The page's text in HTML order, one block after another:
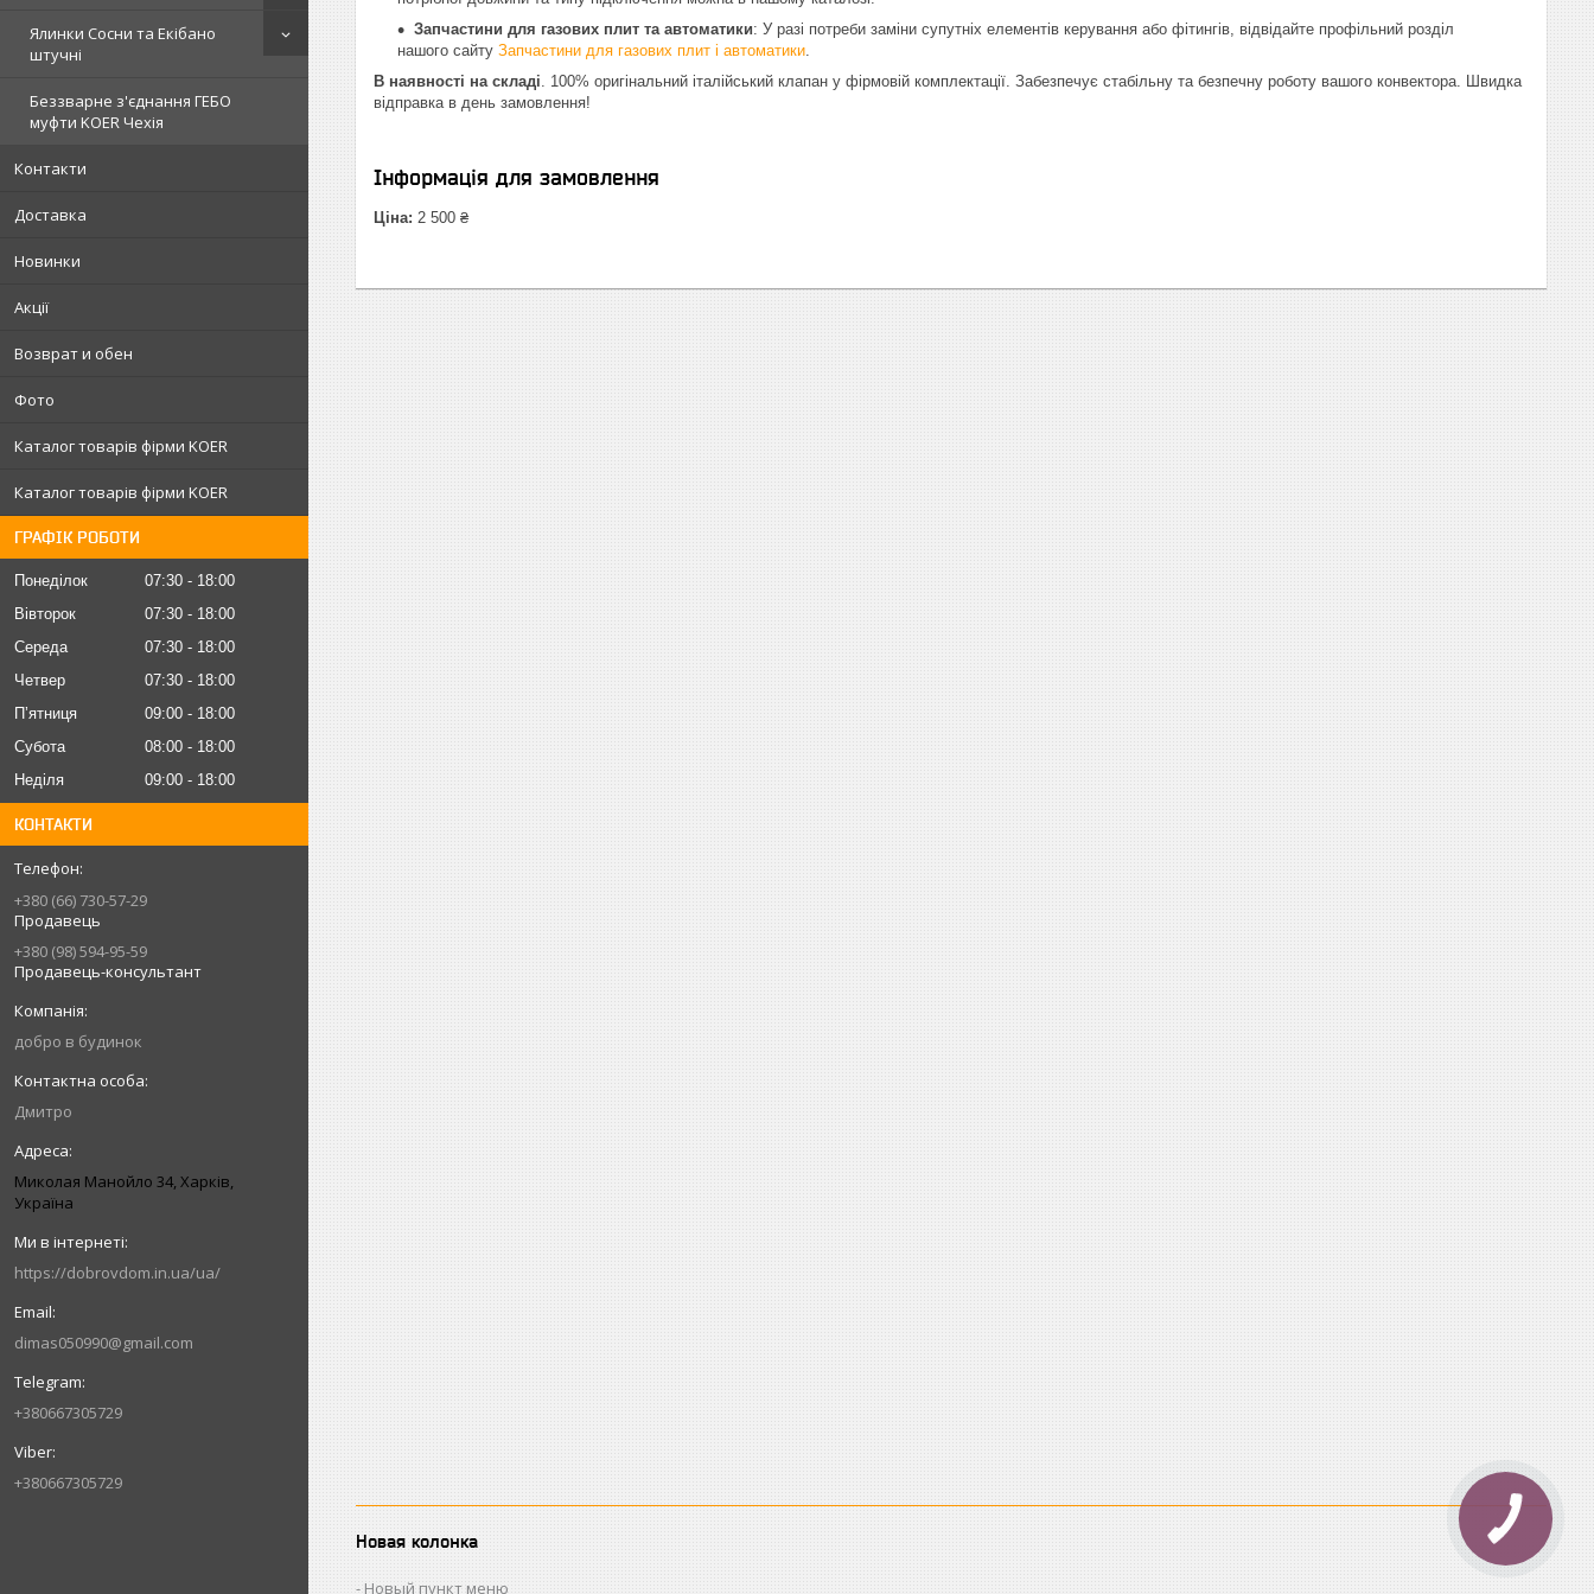
Ялинки Сосни та Екібано
штучні
Беззварне з'єднання ГЕБО
муфти KOER Чехія
Контакти
Доставка
Новинки
Акції
Возврат и обен
Фото
Каталог товарів фірми KOER
Каталог товарів фірми KOER
ГРАФІК РОБОТИ
Понеділок 07:30
18:00
Вівторок
07:30
18:00
Середа
07:30
18:00
Четвер
07:30
18:00
Пʼятниця
09:00
18:00
Субота
08:00
18:00
Неділя
09:00 18:00
КОНТАКТИ
+380 (66) 730-57-29
Продавець
+380 (98) 594-95-59
Продавець-консультант
добро в будинок
Дмитро
Миколая Манойло 34, Харків,
Україна
https://dobrovdom.in.ua/ua/
dimas050990@gmail.com
+380667305729
+380667305729
Запчастини для газових плит та автоматики: У разі потреби заміни супутніх елементів керування або фітингів, відвідайте профільний розділ
нашого сайту Запчастини для газових плит і автоматики.
В наявності на складі. 100% оригінальний італійський клапан у фірмовій комплектації. Забезпечує стабільну та безпечну роботу вашого конвектора. Швидка
відправка в день замовлення!
Інформація для замовлення
Ціна: 2 500 ₴
Новая колонка
Новый пункт меню